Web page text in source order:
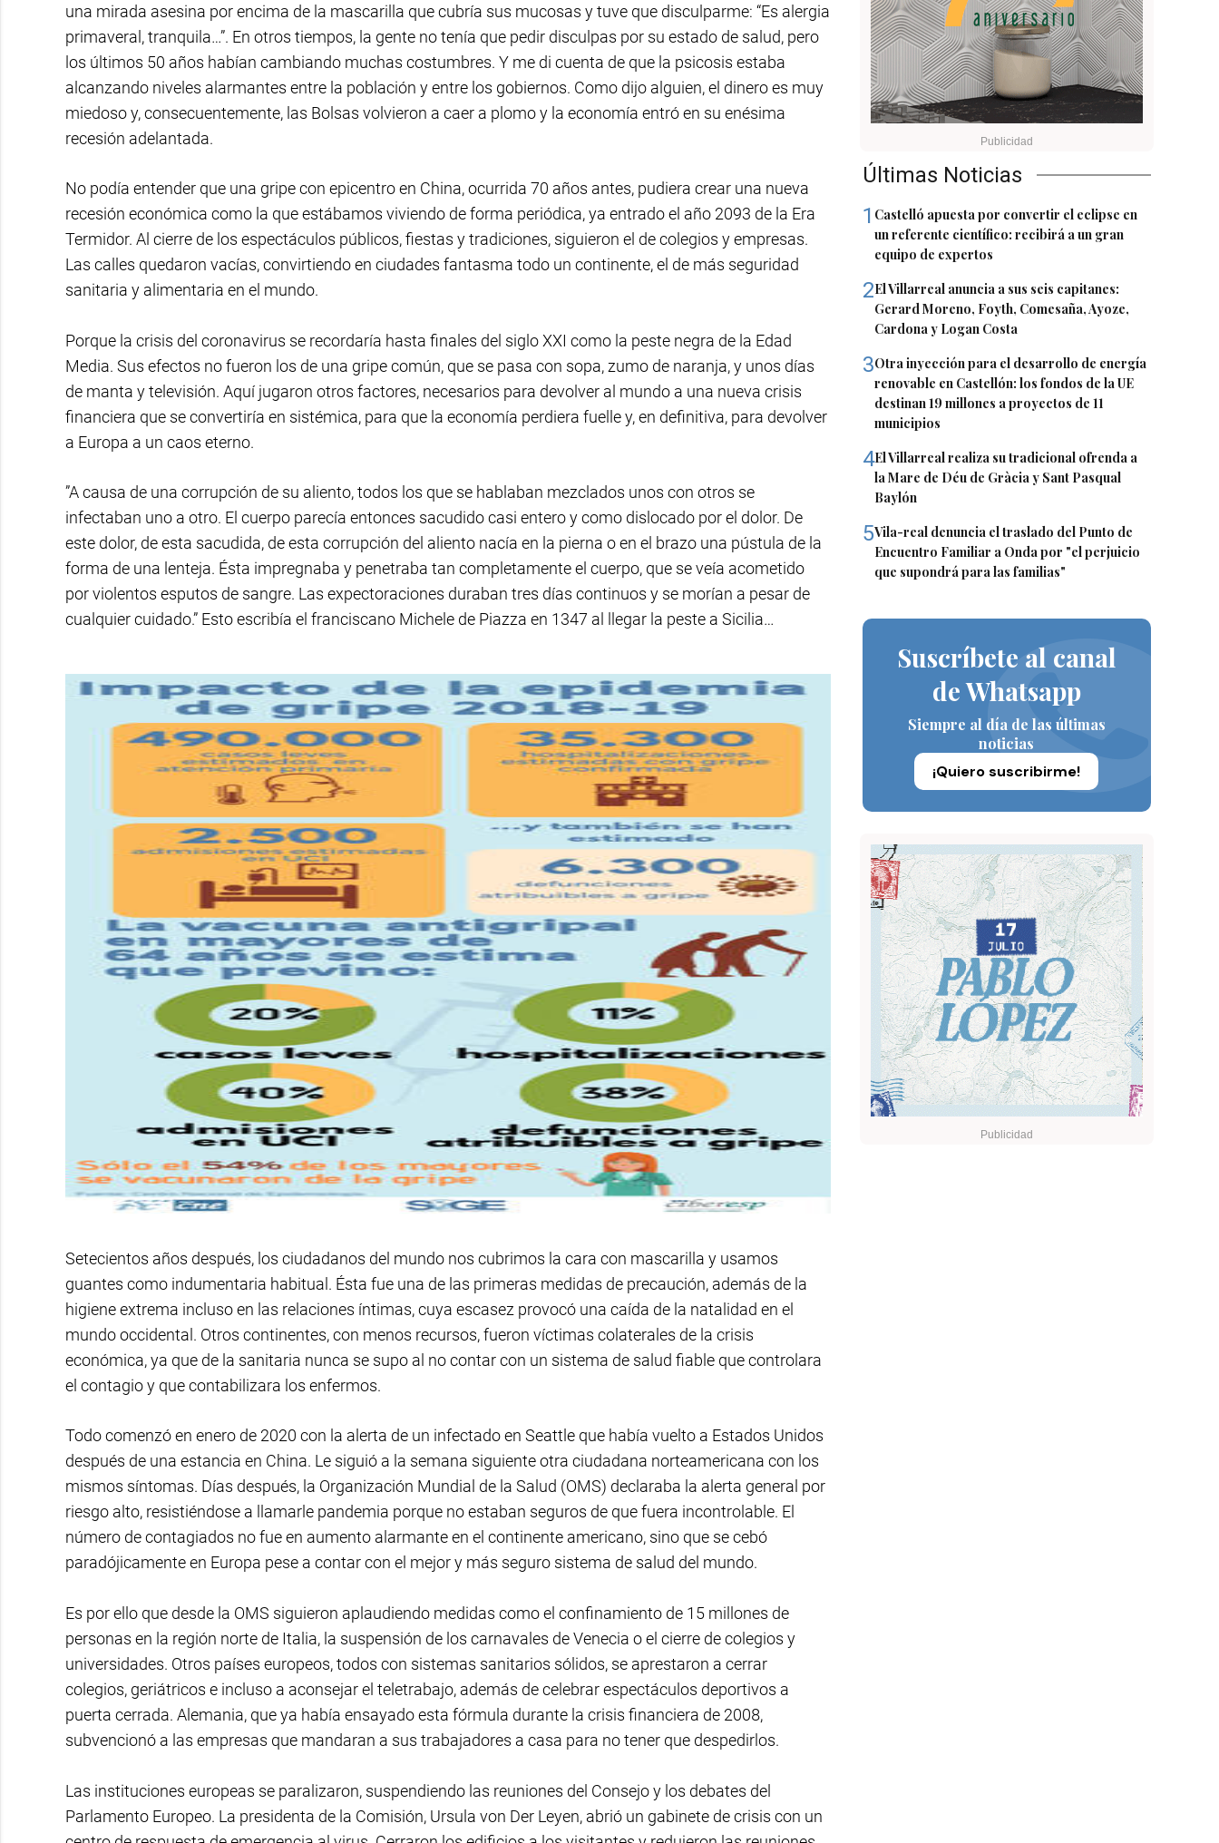
Últimas Noticias
1 Castelló apuesta por convertir el eclipse en
un referente científico: recibirá a un gran
equipo de expertos
2El Villarreal anuncia a sus seis capitanes:
Gerard Moreno, Foyth, Comesaña, Ayoze,
Cardona y Logan Costa
3Otra inyección para el desarrollo de energía
renovable en Castellón: los fondos de la UE
destinan 19 millones a proyectos de 11
municipios
4El Villarreal realiza su tradicional ofrenda a
la Mare de Déu de Gràcia y Sant Pasqual
Baylón
5Vila-real denuncia el traslado del Punto de
Encuentro Familiar a Onda por "el perjuicio
que supondrá para las familias"
Suscríbete al canal
de Whatsapp
Siempre al día de las últimas
noticias
¡Quiero suscribirme!
una mirada asesina por encima de la mascarilla que cubría sus mucosas y tuve que disculparme: “Es alergia
primaveral, tranquila…”. En otros tiempos, la gente no tenía que pedir disculpas por su estado de salud, pero
los últimos 50 años habían cambiando muchas costumbres. Y me di cuenta de que la psicosis estaba
alcanzando niveles alarmantes entre la población y entre los gobiernos. Como dijo alguien, el dinero es muy
miedoso y, consecuentemente, las Bolsas volvieron a caer a plomo y la economía entró en su enésima
recesión adelantada.
No podía entender que una gripe con epicentro en China, ocurrida 70 años antes, pudiera crear una nueva
recesión económica como la que estábamos viviendo de forma periódica, ya entrado el año 2093 de la Era
Termidor. Al cierre de los espectáculos públicos, fiestas y tradiciones, siguieron el de colegios y empresas.
Las calles quedaron vacías, convirtiendo en ciudades fantasma todo un continente, el de más seguridad
sanitaria y alimentaria en el mundo.
Porque la crisis del coronavirus se recordaría hasta finales del siglo XXI como la peste negra de la Edad
Media. Sus efectos no fueron los de una gripe común, que se pasa con sopa, zumo de naranja, y unos días
de manta y televisión. Aquí jugaron otros factores, necesarios para devolver al mundo a una nueva crisis
financiera que se convertiría en sistémica, para que la economía perdiera fuelle y, en definitiva, para devolver
a Europa a un caos eterno.
”A causa de una corrupción de su aliento, todos los que se hablaban mezclados unos con otros se
infectaban uno a otro. El cuerpo parecía entonces sacudido casi entero y como dislocado por el dolor. De
este dolor, de esta sacudida, de esta corrupción del aliento nacía en la pierna o en el brazo una pústula de la
forma de una lenteja. Ésta impregnaba y penetraba tan completamente el cuerpo, que se veía acometido
por violentos esputos de sangre. Las expectoraciones duraban tres días continuos y se morían a pesar de
cualquier cuidado.” Esto escribía el franciscano Michele de Piazza en 1347 al llegar la peste a Sicilia…
Setecientos años después, los ciudadanos del mundo nos cubrimos la cara con mascarilla y usamos
guantes como indumentaria habitual. Ésta fue una de las primeras medidas de precaución, además de la
higiene extrema incluso en las relaciones íntimas, cuya escasez provocó una caída de la natalidad en el
mundo occidental. Otros continentes, con menos recursos, fueron víctimas colaterales de la crisis
económica, ya que de la sanitaria nunca se supo al no contar con un sistema de salud fiable que controlara
el contagio y que contabilizara los enfermos.
Todo comenzó en enero de 2020 con la alerta de un infectado en Seattle que había vuelto a Estados Unidos
después de una estancia en China. Le siguió a la semana siguiente otra ciudadana norteamericana con los
mismos síntomas. Días después, la Organización Mundial de la Salud (OMS) declaraba la alerta general por
riesgo alto, resistiéndose a llamarle pandemia porque no estaban seguros de que fuera incontrolable. El
número de contagiados no fue en aumento alarmante en el continente americano, sino que se cebó
paradójicamente en Europa pese a contar con el mejor y más seguro sistema de salud del mundo.
Es por ello que desde la OMS siguieron aplaudiendo medidas como el confinamiento de 15 millones de
personas en la región norte de Italia, la suspensión de los carnavales de Venecia o el cierre de colegios y
universidades. Otros países europeos, todos con sistemas sanitarios sólidos, se aprestaron a cerrar
colegios, geriátricos e incluso a aconsejar el teletrabajo, además de celebrar espectáculos deportivos a
puerta cerrada. Alemania, que ya había ensayado esta fórmula durante la crisis financiera de 2008,
subvencionó a las empresas que mandaran a sus trabajadores a casa para no tener que despedirlos.
Las instituciones europeas se paralizaron, suspendiendo las reuniones del Consejo y los debates del
Parlamento Europeo. La presidenta de la Comisión, Ursula von Der Leyen, abrió un gabinete de crisis con un